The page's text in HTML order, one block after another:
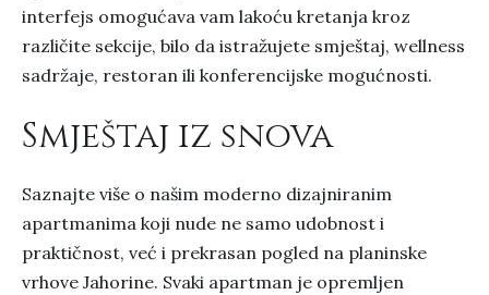
interfejs omogućava vam lakoću kretanja kroz
različite sekcije, bilo da istražujete smještaj, wellness
sadržaje, restoran ili konferencijske mogućnosti.
Smještaj iz snova
Saznajte više o našim moderno dizajniranim
apartmanima koji nude ne samo udobnost i
praktičnost, već i prekrasan pogled na planinske
vrhove Jahorine. Svaki apartman je opremljen